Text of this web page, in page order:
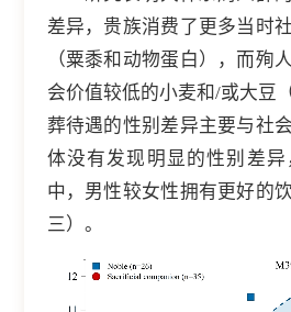
差异，贵族消费了更多当时
（粟黍和动物蛋白），而殉
会价值较低的小麦和/或大豆
葬待遇的性别差异主要与社
体没有发现明显的性别差
中，男性较女性拥有更好的
三）。